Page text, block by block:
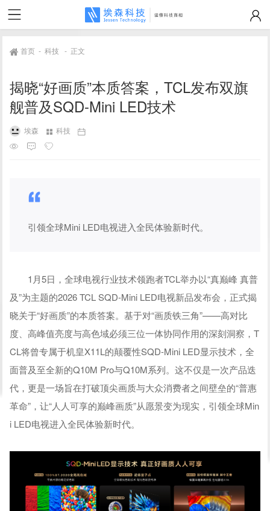
首页 -科技 - 正文
揭晓“好画质”本质答案，TCL发布双旗
舰普及SQD-Mini LED技术
埃森 科技
引领全球Mini LED电视进入全民体验新时代。
1月5日，全球电视行业技术领跑者TCL举办以“真巅峰 真普
及”为主题的2026 TCL SQD-Mini LED电视新品发布会，正式揭
晓关于“好画质”的本质答案。基于对“画质铁三角”——高对比
度、高峰值亮度与高色域必须三位一体协同作用的深刻洞察，T
CL将曾专属于机皇X11L的颠覆性SQD-Mini LED显示技术，全
面普及至全新的Q10M Pro与Q10M系列。这不仅是一次产品迭
代，更是一场旨在打破顶尖画质与大众消费者之间壁垒的“普惠
革命”，让“人人可享的巅峰画质”从愿景变为现实，引领全球Min
i LED电视进入全民体验新时代。